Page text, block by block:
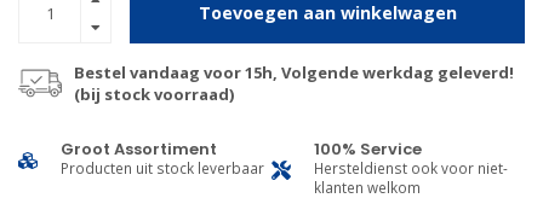
Toevoegen aan winkelwagen
Bestel vandaag voor 15h, Volgende werkdag geleverd!
(bij stock voorraad)
Groot Assortiment
Producten uit stock leverbaar
100% Service
Hersteldienst ook voor niet-
klanten welkom